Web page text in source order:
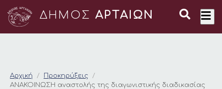
ΔΗΜΟΣ ΑΡΤΑΙΩΝ
ΑΝΑΚΟΙΝΩΣΗ
Αρχική
Προκηρύξεις
ΑΝΑΚΟΙΝΩΣΗ αναστολής της διαγωνιστικής διαδικασίας